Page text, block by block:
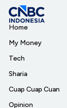
Home
My Money
Tech
Sharia
Cuap Cuap Cuan
Opinion